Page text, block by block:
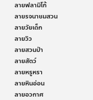
ลายฟลามิโก้
ลายรจนาชมสวน
ลายวัยเด็ก
ลายวิว
ลายสวนป่า
ลายสัตว์
ลายหรูหรา
ลายหินอ่อน
ลายอวกาศ